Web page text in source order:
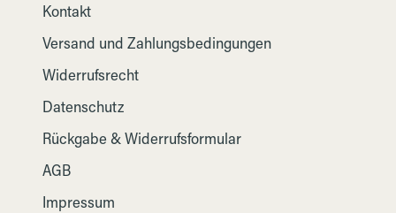
Kontakt
Versand und Zahlungsbedingungen
Widerrufsrecht
Datenschutz
Rückgabe & Widerrufsformular
AGB
Impressum